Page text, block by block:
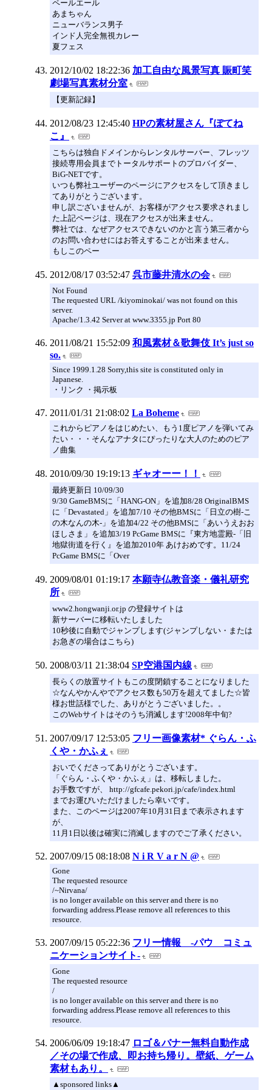
ペールエール
あまちゃん
ニューバランス男子
インド人完全無視カレー
夏フェス
2012/10/02 18:22:36 加工自由な風景写真 賑町笑
劇場写真素材分室
【更新記録】
2012/08/23 12:45:40 HPの素材屋さん『ぽてね
こ』
こちらは独自ドメインからレンタルサーバー、フレッツ
接続専用会員までトータルサポートのプロバイダー、
BiG-NETです。
いつも弊社ユーザーのページにアクセスをして頂きまし
てありがとうございます。
申し訳ございませんが、お客様がアクセス要求されまし
た上記ページは、現在アクセスが出来ません。
弊社では、なぜアクセスできないのかと言う第三者から
のお問い合わせにはお答えすることが出来ません。
もしこのペー
2012/08/17 03:52:47 呉市藤井清水の会
Not Found
The requested URL /kiyominokai/ was not found on this
server.
Apache/1.3.42 Server at www.3355.jp Port 80
2011/08/21 15:52:09 和風素材＆歌舞伎 It’s just so
so.
Since 1999.1.28 Sorry,this site is constituted only in
Japanese.
・リンク ・掲示板
2011/01/31 21:08:02 La Boheme
これからピアノをはじめたい、もう1度ピアノを弾いてみ
たい・・・そんなアナタにぴったりな大人のためのピア
ノ曲集
2010/09/30 19:19:13 ギャオーー！！
最終更新日 10/09/30
9/30 GameBMSに「HANG-ON」を追加8/28 OriginalBMS
に「Devastated」を追加7/10 その他BMSに「日立の樹-こ
の木なんの木-」を追加4/22 その他BMSに「あいうえおお
ほしさま」を追加3/19 PcGame BMSに『東方地霊殿-「旧
地獄街道を行く』を追加2010年 あけおめです。11/24
PcGame BMSに「Over
2009/08/01 01:19:17 本願寺仏教音楽・儀礼研究
所
www2.hongwanji.or.jp の登録サイトは
新サーバーに移転いたしました
10秒後に自動でジャンプします(ジャンプしない・または
お急ぎの場合はこちら)
2008/03/11 21:38:04 SP空港国内線
長らくの放置サイトもこの度閉鎖することになりました
☆なんやかんやでアクセス数も50万を超えてました☆皆
様お世話様でした、ありがとうございました。。
このWebサイトはそのうち消滅します!2008年中旬?
2007/09/17 12:53:05 フリー画像素材* ぐらん・ふ
くや・かふぇ
おいでくださってありがとうございます。
「ぐらん・ふくや・かふぇ」は、移転しました。
お手数ですが、 http://gfcafe.pekori.jp/cafe/index.html
までお運びいただけましたら幸いです。
また、このページは2007年10月31日まで表示されます
が、
11月1日以後は確実に消滅しますのでご了承ください。
2007/09/15 08:18:08 N i R V a r N @
Gone
The requested resource
/~Nirvana/
is no longer available on this server and there is no
forwarding address.Please remove all references to this
resource.
2007/09/15 05:22:36 フリー情報 -パウ コミュ
ニケーションサイト-
Gone
The requested resource
/
is no longer available on this server and there is no
forwarding address.Please remove all references to this
resource.
2006/06/09 19:18:47 ロゴ＆バナー無料自動作成
／その場で作成、即お持ち帰り。壁紙、ゲーム
素材もあり。
▲sponsored links▲